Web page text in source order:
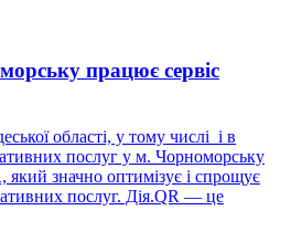
працює сервіс
області, у тому числі і в
послуг у м. Чорноморську
який значно оптимізує і спрощує
послуг. Дія.QR — це